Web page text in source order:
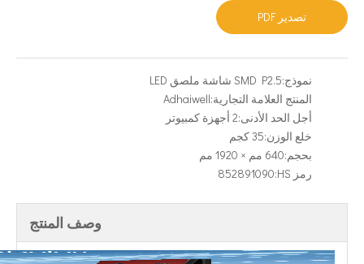
تصدير PDF
نموذج:SMD P2.5 شاشة ملصق LED
المنتج العلامة التجارية:Adhaiwell
أجل الحد الأدنى:2 أجهزة كمبيوتر
خلع الوزن:35 كجم
بحجم:640 مم × 1920 مم
رمز HS:
852891090
وصف المنتج